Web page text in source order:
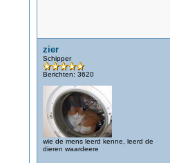
zier
Schipper
Berichten: 3620
wie de mens leerd kenne, leerd de
dieren waardeere